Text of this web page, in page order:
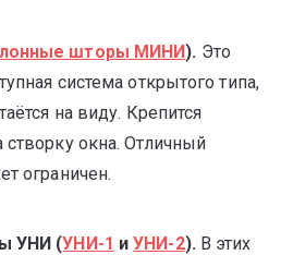
шторы МИНИ). Это
система открытого типа,
на виду. Крепится
створку окна. Отличный
ограничен.
УНИ (УНИ-1 иУНИ-2).В этих